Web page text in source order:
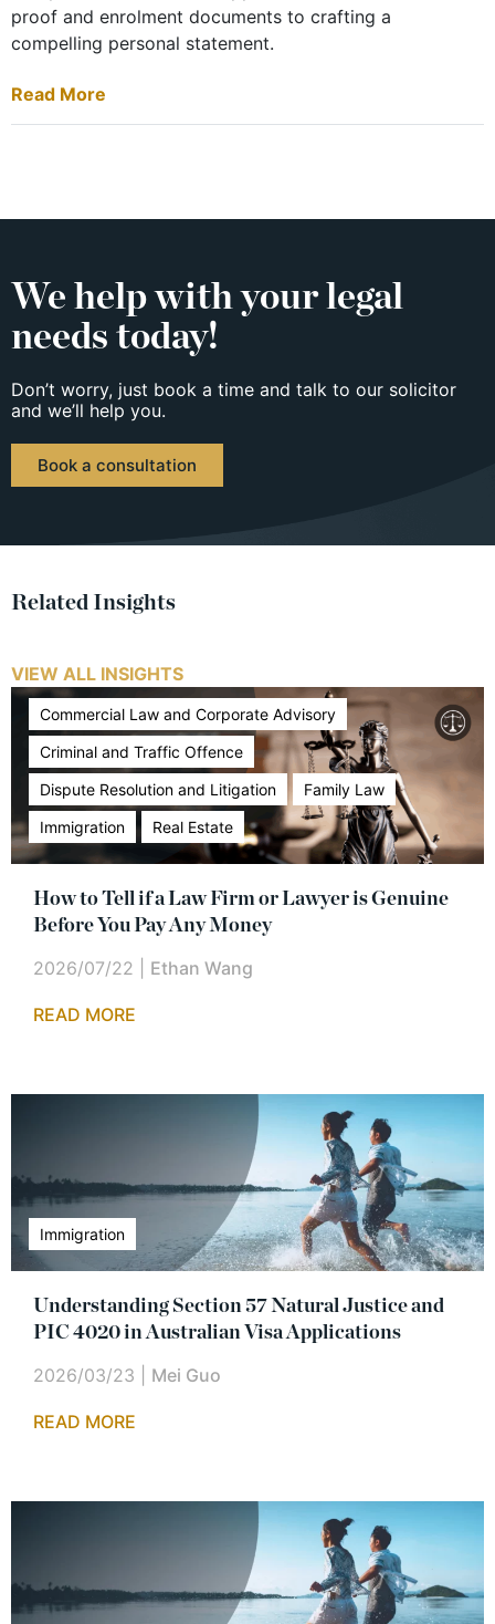
proof and enrolment documents to crafting a
compelling personal statement.
Read More
We help with your legal
needs today!
Don’t worry, just book a time and talk to our solicitor
and we’ll help you.
Book a consultation
Related Insights
VIEW ALL INSIGHTS
Commercial Law and Corporate Advisory
Criminal and Traffic Offence
Dispute Resolution and Litigation
Family Law
Immigration
Real Estate
How to Tell if a Law Firm or Lawyer is Genuine
Before You Pay Any Money
2026/07/22 Ethan Wang
READ MORE
Immigration
Understanding Section 57 Natural Justice and
PIC 4020 in Australian Visa Applications
2026/03/23 Mei Guo
READ MORE